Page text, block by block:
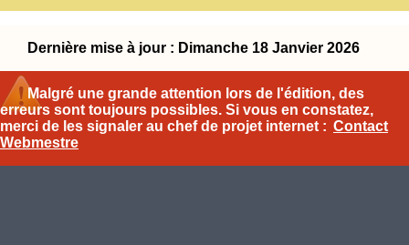
Dernière mise à jour : Dimanche 18 Janvier 2026
Malgré une grande attention lors de l'édition, des
erreurs sont toujours possibles. Si vous en constatez,
merci de les signaler au chef de projet internet : Contact
Webmestre